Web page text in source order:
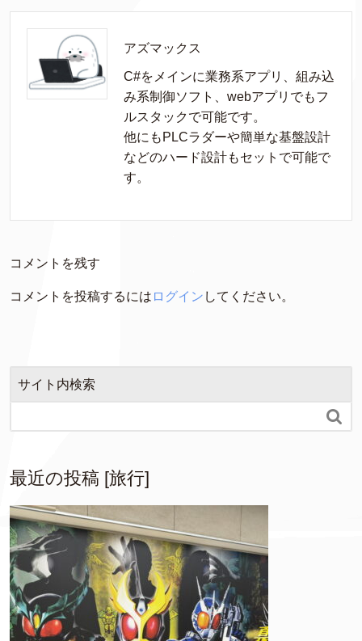
アズマックス
C#をメインに業務系アプリ、組み込
み系制御ソフト、webアプリでもフ
ルスタックで可能です。
他にもPLCラダーや簡単な基盤設計
などのハード設計もセットで可能で
す。
コメントを残す
コメントを投稿するには ログイン してください。
サイト内検索

最近の投稿 [旅行]